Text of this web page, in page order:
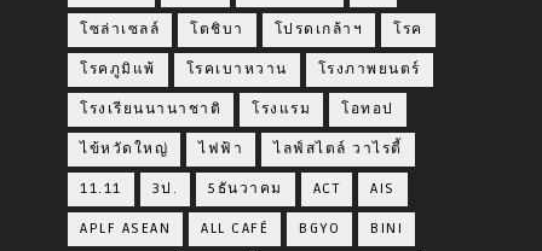
โซล่าเซลล์ โตชิบา โปรดเกล้าฯ โรค
โรคภูมิแพ้ โรคเบาหวาน โรงภาพยนตร์
โรงเรียนนานาชาติ โรงแรม โอทอป
ไข้หวัดใหญ่ ไฟฟ้า ไลฟ์สไตล์ วาไรตี้
11.11 3ป. 5ธันวาคม ACT AIS
APLF ASEAN ALL CAFÉ BGYO BINI